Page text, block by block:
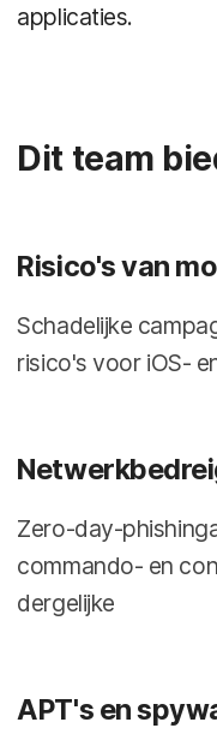
applicaties.
Dit team
Risico's van
Schadelijke
risico's voor iOS-
Zero-day-
commando- en
dergelijke
APT's en